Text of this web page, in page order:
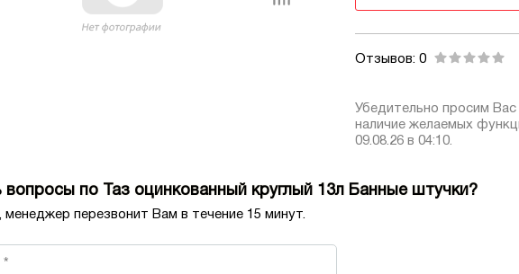
Отзывов: 0
Убедительно просим
наличие желаемых
09.08.26 в 04:10.
вопросы по Таз оцинкованный круглый 13л Банные штучки?
менеджер перезвонит Вам в течение 15 минут.